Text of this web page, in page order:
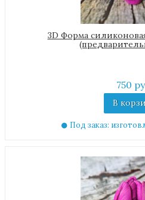
3D Форма
750
В
Под заказ: